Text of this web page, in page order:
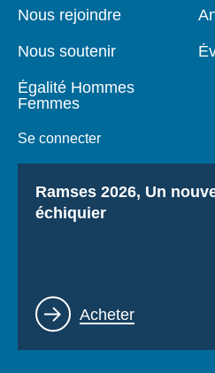
Nous rejoindre
Nous soutenir
Égalité Hommes
Femmes
Se connecter
Titre
Ramses 2026, Un
échiquier
Lien
Acheter